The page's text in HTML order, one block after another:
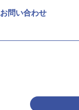
お問い合わせ